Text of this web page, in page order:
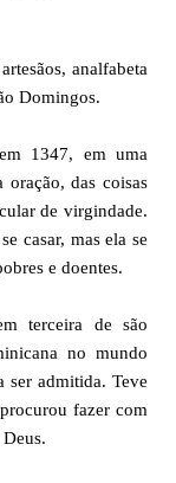
analfabeta
Domingos.
1347, em uma
das coisas
de virgindade.
casar, mas ela se
e doentes.
terceira de são
no mundo
ser admitida. Teve
fazer com